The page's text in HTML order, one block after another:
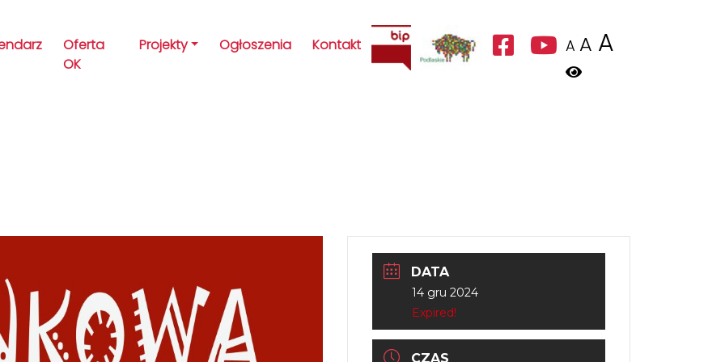
Oferta
OK
Projekty Ogłoszenia Kontakt A A A
DATA
14 gru 2024
Expired!
CZAS